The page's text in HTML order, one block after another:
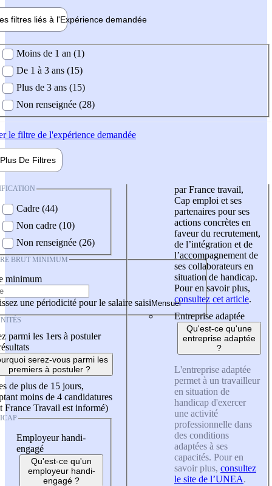
filtres liés à l'Expérience demandée
demandée
Moins de 1 an (1)
De 1 à 3 ans (15)
Plus de 3 ans (15)
Non renseignée (28)
le filtre de l'expérience demandée
Plus De Filtres
Cadre (44)
Non cadre (10)
Non renseignée (26)
BRUT MINIMUM
minimum
une périodicité pour le salaire saisi
parmi les 1ers à postuler
serez-vous parmi les
premiers à postuler ?
de plus de 15 jours,
moins de 4 candidatures
France Travail est informé)
Employeur handi-
engagé
Qu'est-ce qu'un
employeur handi-
engagé ?
par France travail,
Cap emploi et ses
partenaires pour ses
actions concrètes en
faveur du recrutement,
de l’intégration et de
l’accompagnement de
ses collaborateurs en
situation de handicap.
Pour en savoir plus,
consultez cet article.
Entreprise adaptée
Qu'est-ce qu'une
entreprise adaptée
?
L'entreprise adaptée
permet à un travailleur
en situation de
handicap d'exercer
une activité
professionnelle dans
des conditions
adaptées à ses
capacités. Pour en
savoir plus, consultez
le site de l’UNEA.